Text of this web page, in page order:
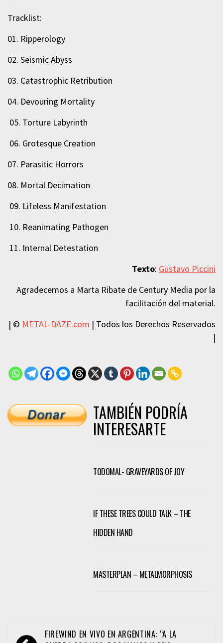
Tracklist:
01. Ripperology
02. Seismic Abyss
03. Catastrophic Retribution
04. Devouring Mortality
05. Torture Labyrinth
06. Grotesque Creation
07. Parasitic Horrors
08. Mortal Decimation
09. Lifeless Manifestation
10. Reanimating Pathogen
11. Internal Detestation
Texto: Gustavo Piccini
Agradecemos a Marta Ribate de Century Media por la
facilitación del material.
| © METAL-DAZE.com | Todos los Derechos Reservados
|
TAMBIÉN PODRÍA
INTERESARTE
TODOMAL- GRAVEYARDS OF JOY
IF THESE TREES COULD TALK – THE
HIDDEN HAND
MASTERPLAN – METALMORPHOSIS
NavegaciónFIREWIND EN VIVO EN ARGENTINA: “A LA